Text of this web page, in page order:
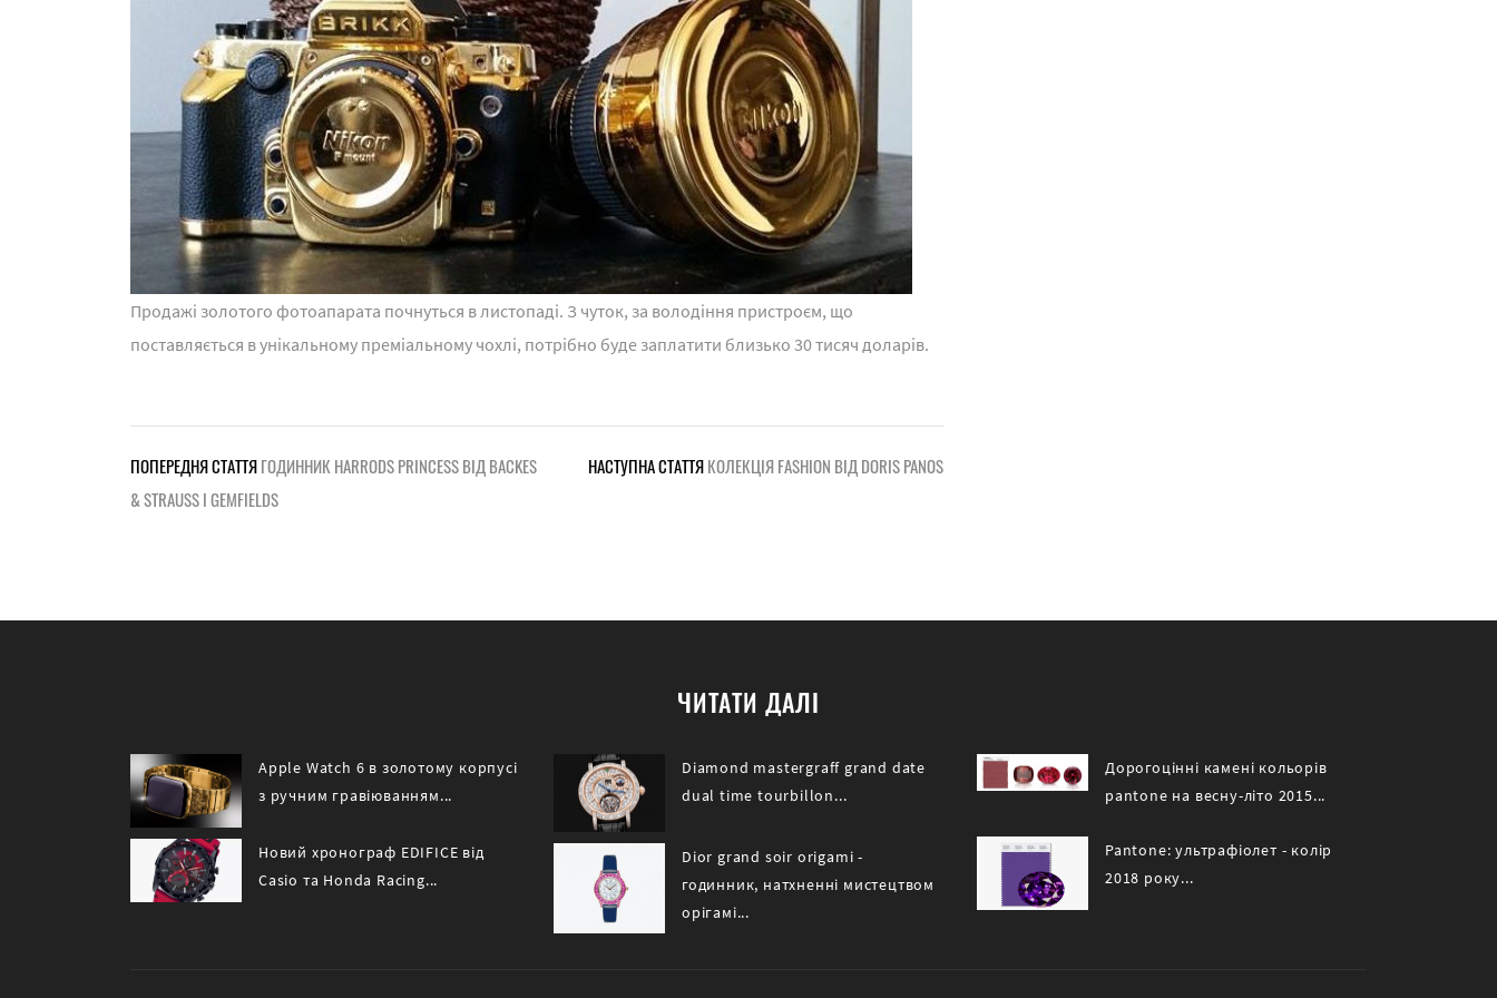
Продажі золотого фотоапарата почнуться в листопаді. З чуток, за володіння пристроєм, що
поставляється в унікальному преміальному чохлі, потрібно буде заплатити близько 30 тисяч доларів.
ПОПЕРЕДНЯ СТАТТЯГОДИННИК HARRODS PRINCESS ВІД BACKES
& STRAUSS І GEMFIELDS
НАСТУПНА СТАТТЯКОЛЕКЦІЯ FASHION ВІД DORIS PANOS
ЧИТАТИ ДАЛІ
Apple Watch 6 в золотому корпусі
з ручним гравіюванням...
Новий хронограф EDIFICE від
Casio та Honda Racing...
Diamond mastergraff grand date
dual time tourbillon...
Dior grand soir origami -
годинник, натхненні мистецтвом
орігамі...
Дорогоцінні камені кольорів
pantone на весну-літо 2015...
Pantone: ультрафіолет - колір
2018 року...